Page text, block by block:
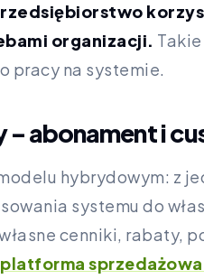
organizacji.
pracy na systemie.
abonament i
hybrydowym: z
systemu do
cenniki, rabaty,
platforma sprzedażowa